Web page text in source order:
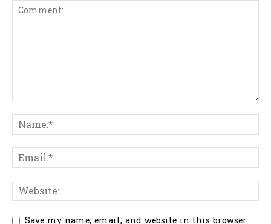
Save my name, email, and website in this browser